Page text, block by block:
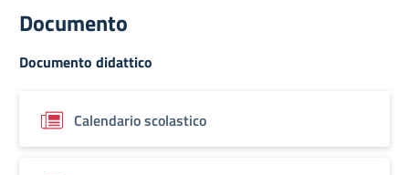
Documento
Documento didattico
Calendario scolastico